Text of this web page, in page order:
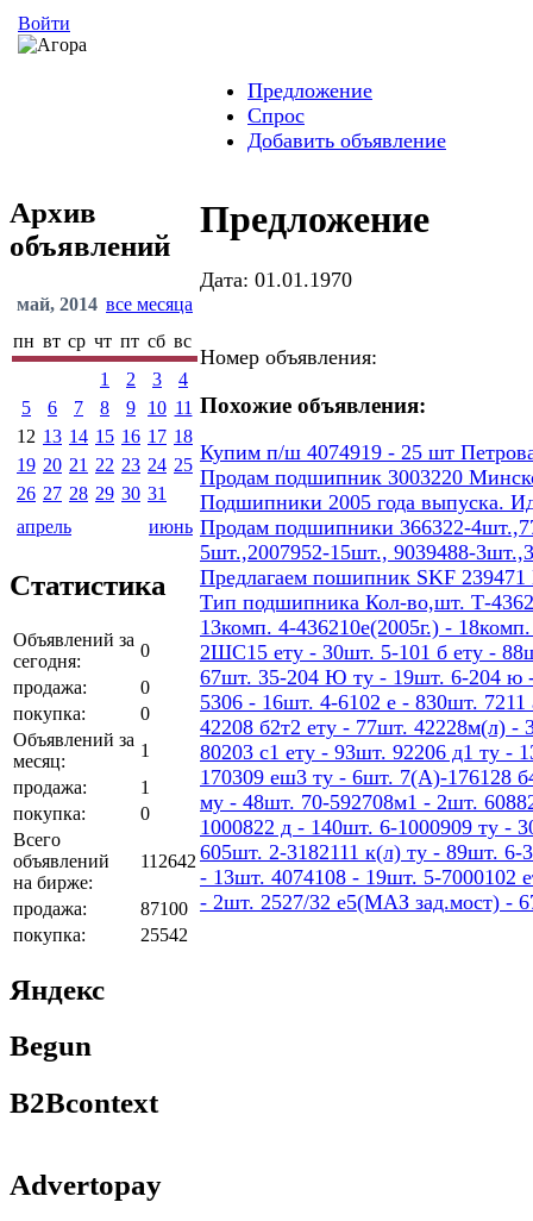
Войти
Предложение
Спрос
Добавить объявление
Архив
объявлений
май, 2014 все месяца
пн вт ср чт пт сб вс
1
2 3
4
5
6 7 8 9 10 11
12 13 14 15 16 17 18
19 20 21 22 23 24 25
26 27 28 29 30 31
апрель
июнь
Статистика
Объявлений за
сегодня:
0
продажа:
0
покупка:
0
Объявлений за
месяц:
1
продажа:
1
покупка:
0
Всего
объявлений
на бирже:
112642
продажа:
87100
покупка:
25542
Яндекс
Begun
B2Bcontext
Advertopay
Предложение
Дата: 01.01.1970
Номер объявления:
Похожие объявления:
Купим п/ш 4074919 - 25 шт
Продам подшипник 3003220
Подшипники 2005 года выпуска.
Продам подшипники 366322-
5шт.,2007952-15шт., 9039488-
Предлагаем пошипник SKF 239471
Тип подшипника Кол-во,шт. Т-
13комп. 4-436210е(2005г.) -
2ШС15 ету - 30шт. 5-101 б ету -
67шт. 35-204 Ю ту - 19шт. 6-204 ю
5306 - 16шт. 4-6102 е - 830шт.
42208 б2т2 ету - 77шт. 42228м(л)
80203 с1 ету - 93шт. 92206 д1 ту
170309 еш3 ту - 6шт. 7(А)-176128
му - 48шт. 70-592708м1 - 2шт.
1000822 д - 140шт. 6-1000909 ту -
605шт. 2-3182111 к(л) ту - 89шт.
- 13шт. 4074108 - 19шт. 5-7000102
- 2шт. 2527/32 е5(МАЗ зад.мост) -